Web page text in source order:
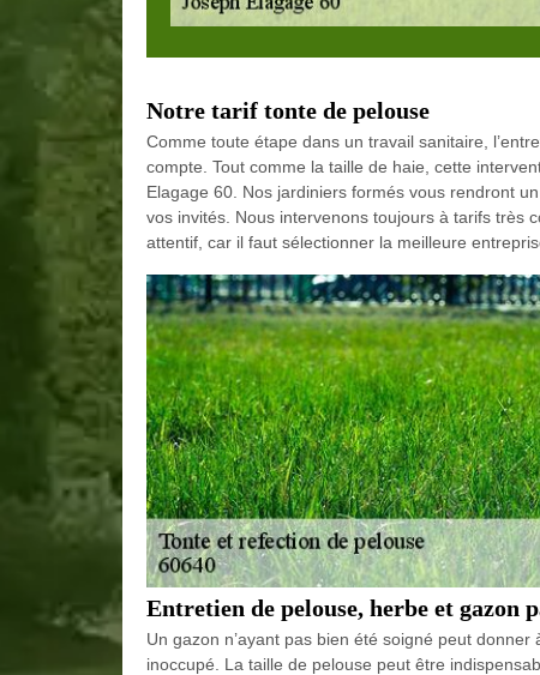
Notre tarif tonte de pelouse
Comme toute étape dans un travail sanitaire,
compte. Tout comme la taille de haie, cette
Elagage 60. Nos jardiniers formés vous rendront
vos invités. Nous intervenons toujours à tarifs très
attentif, car il faut sélectionner la meilleure
Entretien de pelouse, herbe et gazon
Un gazon n’ayant pas bien été soigné peut
inoccupé. La taille de pelouse peut être